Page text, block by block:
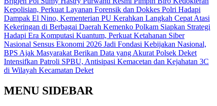
Kepolisian, Perkuat Layanan Forensik dan Dokkes Polri Hadapi
Dampak El Nino, Kementerian PU Kerahkan Langkah Cepat Atasi
Kekeringan di Berbagai Daerah Kemenko Polkam Siapkan Strategi
Hadapi Era Komputasi Kuantum, Perkuat Ketahanan Siber
Nasional Sensus Ekonomi 2026 Jadi Fondasi Kebijakan Nasional,
BPS Ajak Masyarakat Berikan Data yang Akurat Polsek Deket
Intensifkan Patroli SPBU, Antisipasi Kemacetan dan Kejahatan 3C
di Wilayah Kecamatan Deket
MENU SIDEBAR